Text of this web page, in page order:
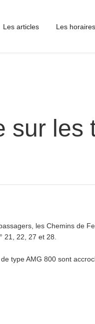
Les articles Les horaires
sur les
les Chemins de
21, 22, 27 et 28.
type AMG 800 sont